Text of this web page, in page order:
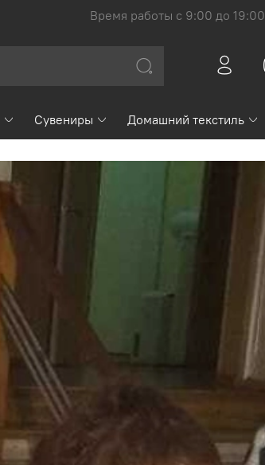
Время работы с 9:00 до 19:00
Сувениры Домашний текстиль